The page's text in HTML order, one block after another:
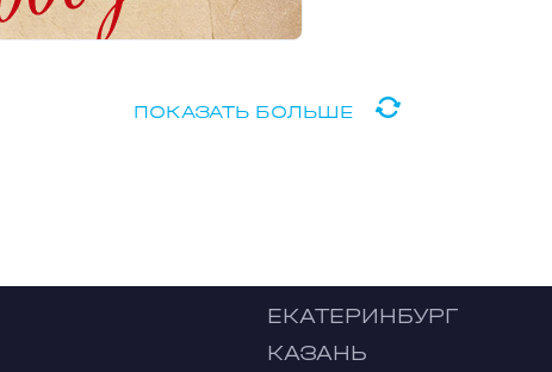
ПОКАЗАТЬ БОЛЬШЕ
ЕКАТЕРИНБУРГ
КАЗАНЬ